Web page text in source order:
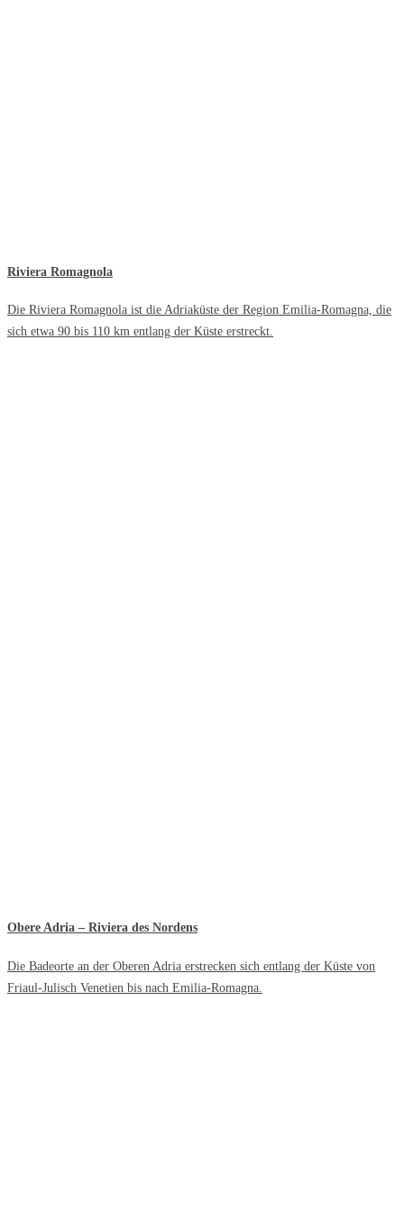
Riviera Romagnola
Die Riviera Romagnola ist die Adriaküste der Region Emilia-Romagna, die
sich etwa 90 bis 110 km entlang der Küste erstreckt.
Obere Adria – Riviera des Nordens
Die Badeorte an der Oberen Adria erstrecken sich entlang der Küste von
Friaul-Julisch Venetien bis nach Emilia-Romagna.